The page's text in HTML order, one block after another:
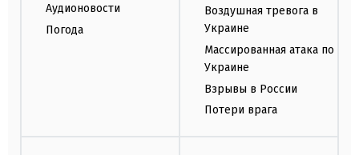
Аудионовости
Погода
Воздушная тревога в
Украине
Массированная атака по
Украине
Взрывы в России
Потери врага